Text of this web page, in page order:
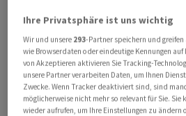
Alle angegebenen Zeiten
Die mit «awp international»
Meldungen stammen von
AFX Wirtschaftsnachrichten
Ihre Privatsphäre ist uns wichtig
Wir und unsere 293-Partner speichern und
wie Browserdaten oder eindeutige Kennungen
von Akzeptieren aktivieren Sie Tracking-
unsere Partner verarbeiten Daten, um Ihnen
Zwecke. Wenn Tracker deaktiviert sind, sind
möglicherweise nicht mehr so relevant für Sie. Sie
wieder aufrufen, um Ihre Einstellungen zu ändern